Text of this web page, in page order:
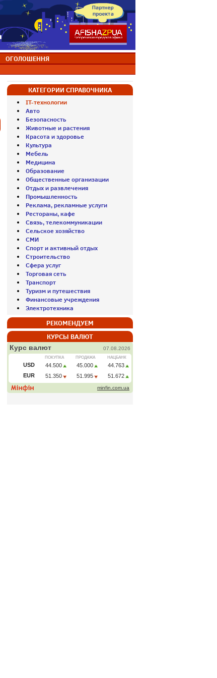
ОГОЛОШЕННЯ
КАТЕГОРИИ СПРАВОЧНИКА
IT-технологии
Авто
Безопасность
Животные и растения
Красота и здоровье
Культура
Мебель
Медицина
Образование
Общественные организации
Отдых и развлечения
Промышленность
Реклама, рекламные услуги
Рестораны, кафе
Связь, телекоммуникации
Сельское хозяйство
СМИ
Спорт и активный отдых
Строительство
Сфера услуг
Торговая сеть
Транспорт
Туризм и путешествия
Финансовые учреждения
Электротехника
РЕКОМЕНДУЕМ
КУРСЫ ВАЛЮТ